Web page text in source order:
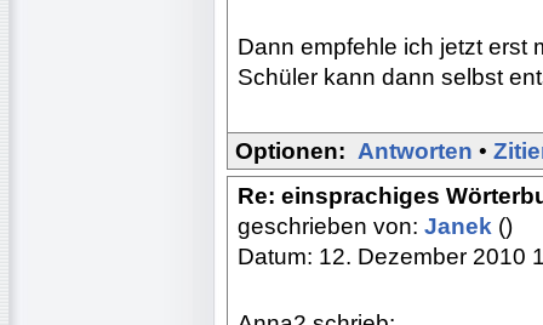
Dann empfehle ich jetzt erst
Schüler kann dann selbst
Optionen: Antworten •
Re: einsprachiges
geschrieben von: Janek ()
Datum: 12. Dezember 2010